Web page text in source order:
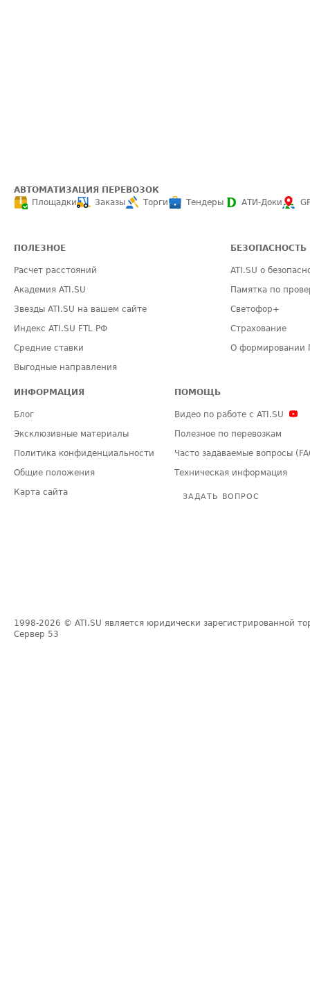
АВТОМАТИЗАЦИЯ ПЕРЕВОЗОК
Площадки
Заказы Торги Тендеры АТИ-Доки
ПОЛЕЗНОЕ
Расчет расстояний
Академия ATI.SU
Звезды ATI.SU на вашем сайте
Индекс ATI.SU FTL РФ
Средние ставки
Выгодные направления
БЕЗОПАСНОСТЬ
ATI.SU о
Памятка по
Светофор+
Страхование
О формировании
ИНФОРМАЦИЯ
Блог
Эксклюзивные материалы
Политика конфиденциальности
Общие положения
Карта сайта
ПОМОЩЬ
Видео по работе с ATI.SU
Полезное по перевозкам
Часто задаваемые вопросы
Техническая информация
ЗАДАТЬ ВОПРОС
1998-2026 © ATI.SU является юридически зарегистрированной
Сервер 53